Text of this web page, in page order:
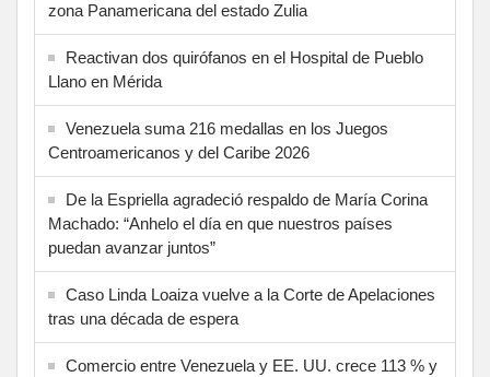
zona Panamericana del estado Zulia
Reactivan dos quirófanos en el Hospital de Pueblo
Llano en Mérida
Venezuela suma 216 medallas en los Juegos
Centroamericanos y del Caribe 2026
De la Espriella agradeció respaldo de María Corina
Machado: “Anhelo el día en que nuestros países
puedan avanzar juntos”
Caso Linda Loaiza vuelve a la Corte de Apelaciones
tras una década de espera
Comercio entre Venezuela y EE. UU. crece 113 % y